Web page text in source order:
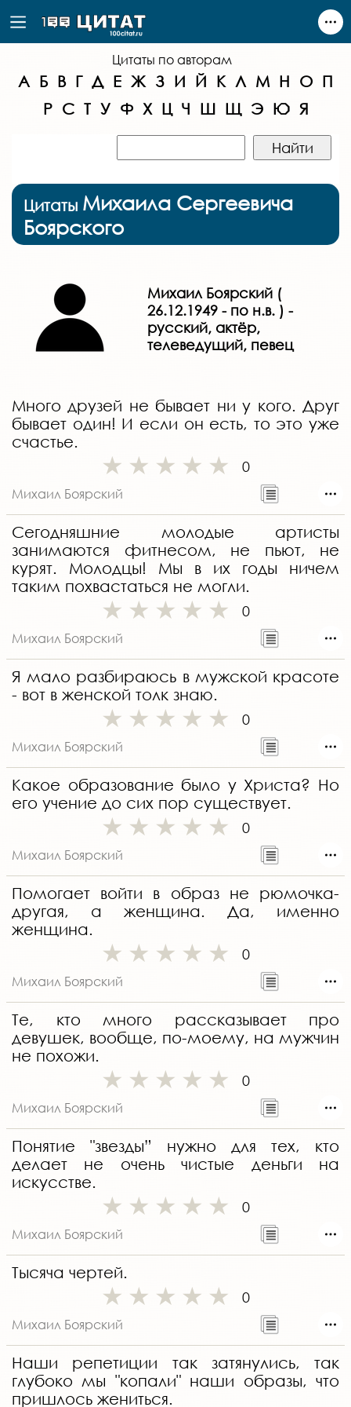
Цитаты по авторам
А Б В Г Д Е Ж З И Й К Л М Н О П
Р С Т У Ф Х Ц Ч Ш Щ Э Ю Я
Цитаты Михаила Сергеевича
Боярского
Михаил Боярский (
26.12.1949 - по н.в. ) -
русский, актёр,
телеведущий, певец
Много друзей не бывает ни у кого. Друг
бывает один! И если он есть, то это уже
счастье.
0
Михаил Боярский
Сегодняшние молодые артисты
занимаются фитнесом, не пьют, не
курят. Молодцы! Мы в их годы ничем
таким похвастаться не могли.
0
Михаил Боярский
Я мало разбираюсь в мужской красоте
- вот в женской толк знаю.
0
Михаил Боярский
Какое образование было у Христа? Но
его учение до сих пор существует.
0
Михаил Боярский
Помогает войти в образ не рюмочка-
другая, а женщина. Да, именно
женщина.
0
Михаил Боярский
Те, кто много рассказывает про
девушек, вообще, по-моему, на мужчин
не похожи.
0
Михаил Боярский
Понятие "звезды” нужно для тех, кто
делает не очень чистые деньги на
искусстве.
0
Михаил Боярский
Тысяча чертей.
0
Михаил Боярский
Наши репетиции так затянулись, так
глубоко мы "копали" наши образы, что
пришлось жениться.